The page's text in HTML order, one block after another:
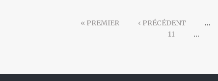
« PREMIER ‹ PRÉCÉDENT …
11
…